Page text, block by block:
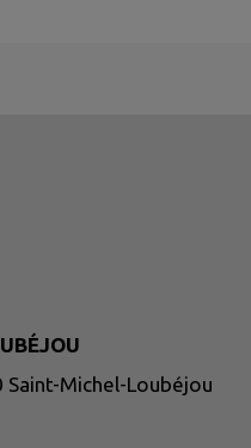
Saint-Michel-Loubéjou